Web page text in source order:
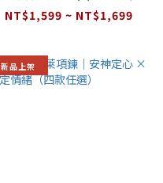
NT$1,599 ~ NT$1,699
新品上架